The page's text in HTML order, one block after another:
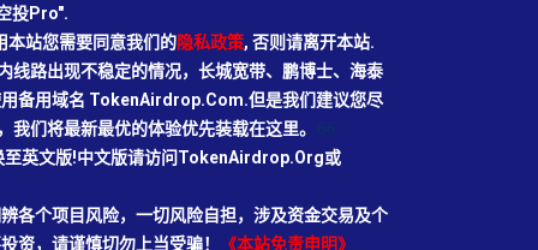
投Pro".
站您需要同意我们的隐私政策, 否则请离开本站.
线路出现不稳定的情况，长城宽带、鹏博士、海泰
备用域名 TokenAirdrop.Com.但是我们建议您尽
们将最新最优的体验优先装载在这里。
英文版!中文版请访问TokenAirdrop.Org或
各个项目风险，一切风险自担，涉及资金交易及个
资，请谨慎切勿上当受骗！
《本站免责申明》